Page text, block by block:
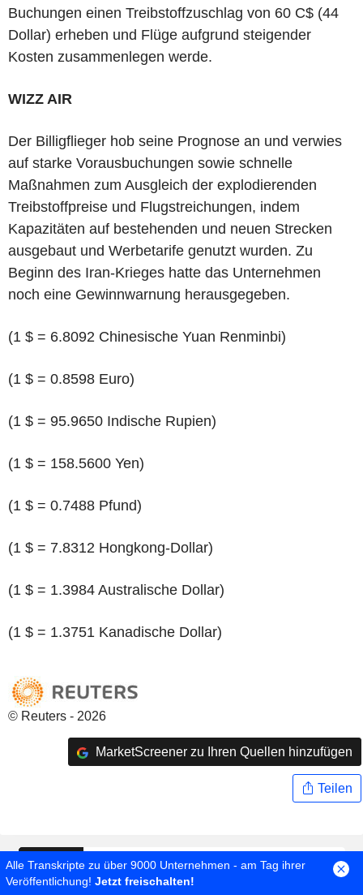
Buchungen einen Treibstoffzuschlag von 60 C$ (44
Dollar) erheben und Flüge aufgrund steigender
Kosten zusammenlegen werde.
WIZZ AIR
Der Billigflieger hob seine Prognose an und verwies
auf starke Vorausbuchungen sowie schnelle
Maßnahmen zum Ausgleich der explodierenden
Treibstoffpreise und Flugstreichungen, indem
Kapazitäten auf bestehenden und neuen Strecken
ausgebaut und Werbetarife genutzt wurden. Zu
Beginn des Iran-Krieges hatte das Unternehmen
noch eine Gewinnwarnung herausgegeben.
(1 $ = 6.8092 Chinesische Yuan Renminbi)
(1 $ = 0.8598 Euro)
(1 $ = 95.9650 Indische Rupien)
(1 $ = 158.5600 Yen)
(1 $ = 0.7488 Pfund)
(1 $ = 7.8312 Hongkong-Dollar)
(1 $ = 1.3984 Australische Dollar)
(1 $ = 1.3751 Kanadische Dollar)
© Reuters - 2026
MarketScreener zu Ihren Quellen hinzufügen
Teilen
Alle Transkripte zu über 9000 Unternehmen - am Tag ihrer
Veröffentlichung! Jetzt freischalten!